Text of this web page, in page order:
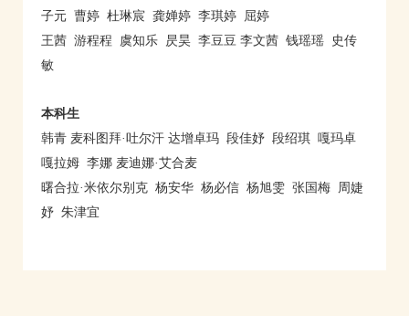
子元 曹婷 杜琳宸 龚婵婷 李琪婷 屈婷
王茜 游程程 虞知乐 昃昊 李豆豆 李文茜 钱瑶瑶 史传
敏
本科生
韩青 麦科图拜·吐尔汗 达增卓玛 段佳妤 段绍琪 嘎玛卓
嘎拉姆 李娜 麦迪娜·艾合麦
曙合拉·米依尔别克 杨安华 杨必信 杨旭雯 张国梅 周婕
妤 朱津宜